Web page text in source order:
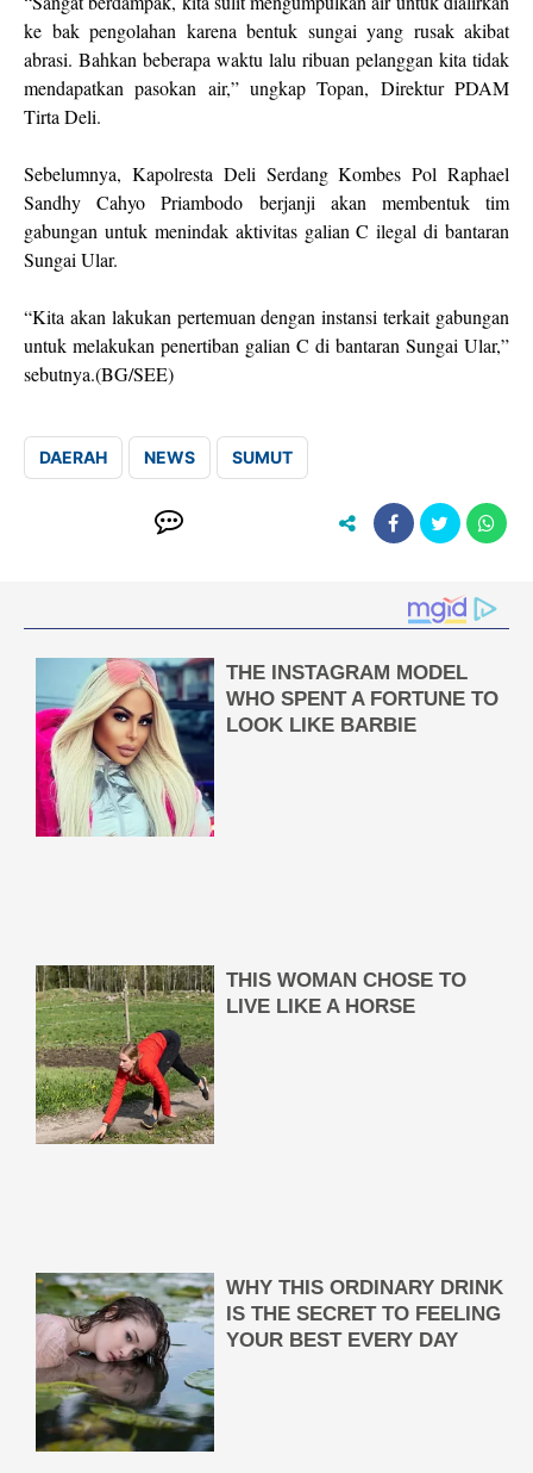
ke bak pengolahan karena bentuk sungai yang rusak akibat
abrasi. Bahkan beberapa waktu lalu ribuan pelanggan kita tidak
mendapatkan pasokan air,” ungkap Topan, Direktur PDAM
Tirta Deli.
Sebelumnya, Kapolresta Deli Serdang Kombes Pol Raphael
Sandhy Cahyo Priambodo berjanji akan membentuk tim
gabungan untuk menindak aktivitas galian C ilegal di bantaran
Sungai Ular.
“Kita akan lakukan pertemuan dengan instansi terkait gabungan
untuk melakukan penertiban galian C di bantaran Sungai Ular,”
sebutnya.(BG/SEE)
DAERAH NEWS SUMUT